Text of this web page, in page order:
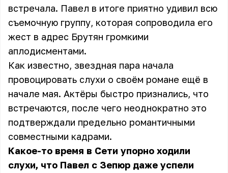
встречала. Павел в итоге приятно удивил всю
съемочную группу, которая сопроводила его
жест в адрес Брутян громкими
аплодисментами.
Как известно, звездная пара начала
провоцировать слухи о своём романе ещё в
начале мая. Актёры быстро признались, что
встречаются, после чего неоднократно это
подтверждали предельно романтичными
совместными кадрами.
Какое-то время в Сети упорно ходили
слухи, что Павел с Зепюр даже успели